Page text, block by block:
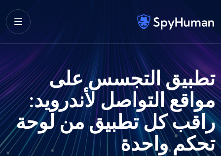
تطبيق التجسس على
مواقع التواصل لأندرويد:
راقب كل تطبيق من لوحة
تحكم واحدة